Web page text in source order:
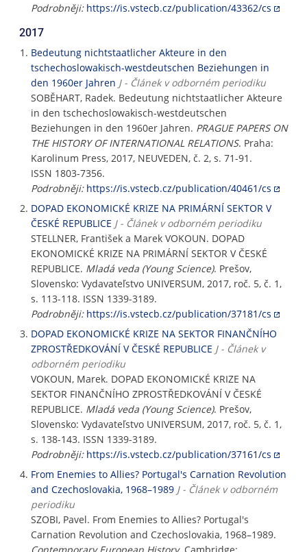
Podrobněji: https://is.vstecb.cz/publication/43362/cs
2017
Bedeutung nichtstaatlicher Akteure in den
tschechoslowakisch-westdeutschen Beziehungen in
den 1960er Jahren J - Článek v odborném periodiku
SOBĚHART, Radek. Bedeutung nichtstaatlicher Akteure
in den tschechoslowakisch-westdeutschen
Beziehungen in den 1960er Jahren. PRAGUE PAPERS ON
THE HISTORY OF INTERNATIONAL RELATIONS. Praha:
Karolinum Press, 2017, NEUVEDEN, č. 2, s. 71-91.
ISSN 1803-7356.
Podrobněji: https://is.vstecb.cz/publication/40461/cs
DOPAD EKONOMICKÉ KRIZE NA PRIMÁRNÍ SEKTOR V
ČESKÉ REPUBLICE J - Článek v odborném periodiku
STELLNER, František a Marek VOKOUN. DOPAD
EKONOMICKÉ KRIZE NA PRIMÁRNÍ SEKTOR V ČESKÉ
REPUBLICE. Mladá veda (Young Science). Prešov,
Slovensko: Vydavateľstvo UNIVERSUM, 2017, roč. 5, č. 1,
s. 113-118. ISSN 1339-3189.
Podrobněji: https://is.vstecb.cz/publication/37181/cs
DOPAD EKONOMICKÉ KRIZE NA SEKTOR FINANČNÍHO
ZPROSTŘEDKOVÁNÍ V ČESKÉ REPUBLICE J - Článek v
odborném periodiku
VOKOUN, Marek. DOPAD EKONOMICKÉ KRIZE NA
SEKTOR FINANČNÍHO ZPROSTŘEDKOVÁNÍ V ČESKÉ
REPUBLICE. Mladá veda (Young Science). Prešov,
Slovensko: Vydavateľstvo UNIVERSUM, 2017, roč. 5, č. 1,
s. 138-143. ISSN 1339-3189.
Podrobněji: https://is.vstecb.cz/publication/37161/cs
From Enemies to Allies? Portugal's Carnation Revolution
and Czechoslovakia, 1968–1989 J - Článek v odborném
periodiku
SZOBI, Pavel. From Enemies to Allies? Portugal's
Carnation Revolution and Czechoslovakia, 1968–1989.
Contemporary European History. Cambridge: